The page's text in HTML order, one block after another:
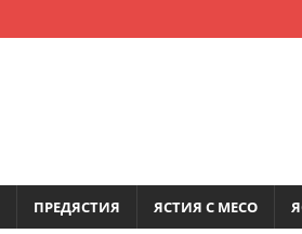
ПРЕДЯСТИЯ ЯСТИЯ С МЕСО